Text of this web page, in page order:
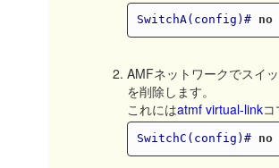
SwitchA(config)#
AMFネットワークでスイ
を削除します。
これにはatmf virtual-link
SwitchC(config)#